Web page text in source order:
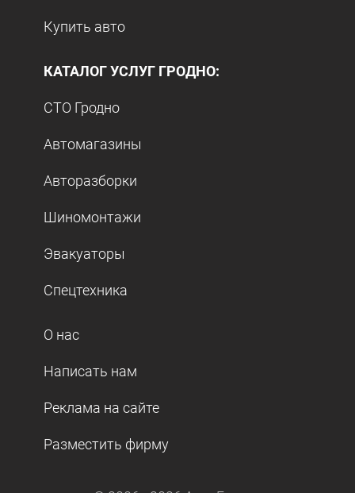
Купить авто
КАТАЛОГ УСЛУГ ГРОДНО:
СТО Гродно
Автомагазины
Авторазборки
Шиномонтажи
Эвакуаторы
Спецтехника
О нас
Написать нам
Реклама на сайте
Разместить фирму